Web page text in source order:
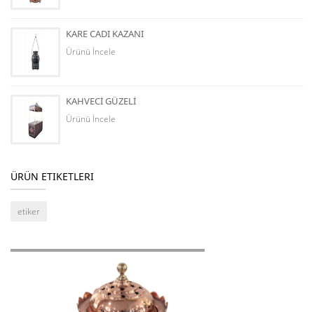
KARE CADI KAZANI
Ürünü İncele
KAHVECİ GÜZELİ
Ürünü İncele
ÜRÜN ETIKETLERI
etiker